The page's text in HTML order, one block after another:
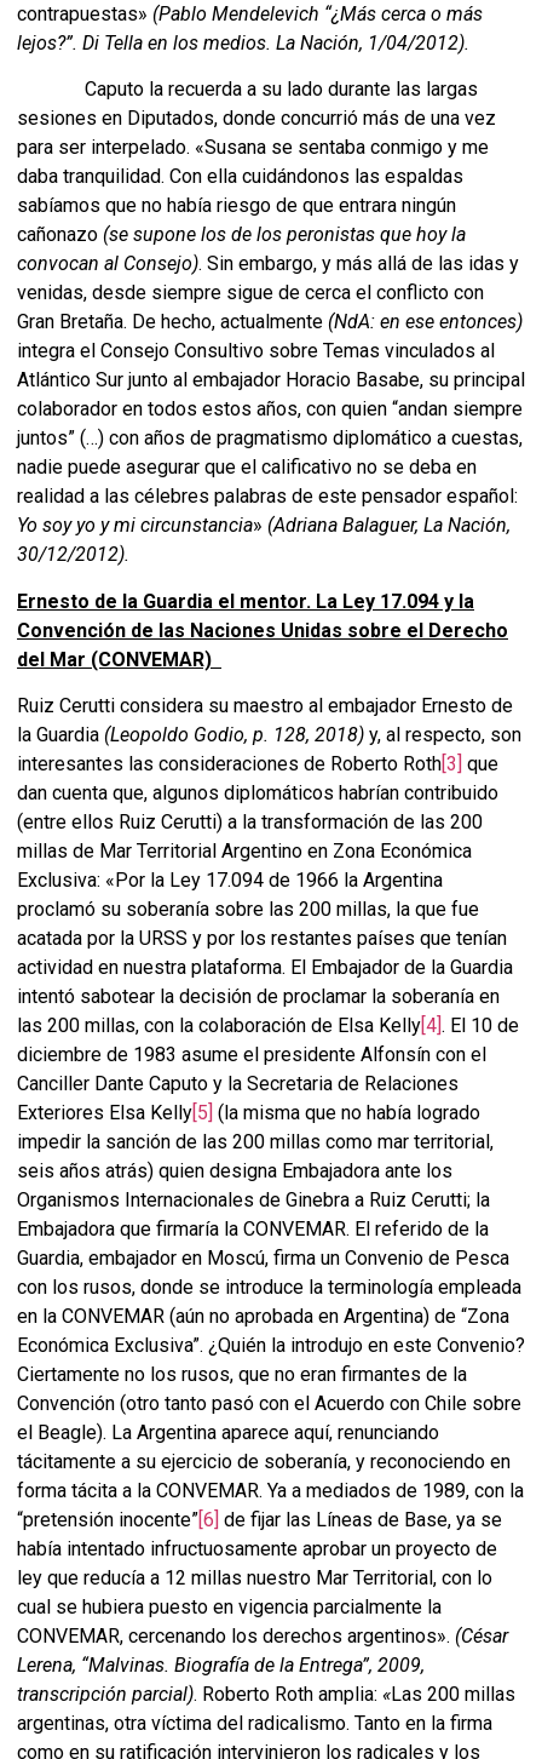
contrapuestas» (Pablo Mendelevich “¿Más cerca o más
lejos?”. Di Tella en los medios. La Nación, 1/04/2012).
Caputo la recuerda a su lado durante las largas
sesiones en Diputados, donde concurrió más de una vez
para ser interpelado. «Susana se sentaba conmigo y me
daba tranquilidad. Con ella cuidándonos las espaldas
sabíamos que no había riesgo de que entrara ningún
cañonazo (se supone los de los peronistas que hoy la
convocan al Consejo). Sin embargo, y más allá de las idas y
venidas, desde siempre sigue de cerca el conflicto con
Gran Bretaña. De hecho, actualmente (NdA: en ese entonces)
integra el Consejo Consultivo sobre Temas vinculados al
Atlántico Sur junto al embajador Horacio Basabe, su principal
colaborador en todos estos años, con quien “andan siempre
juntos” (…) con años de pragmatismo diplomático a cuestas,
nadie puede asegurar que el calificativo no se deba en
realidad a las célebres palabras de este pensador español:
Yo soy yo y mi circunstancia» (Adriana Balaguer, La Nación,
30/12/2012).
Ernesto de la Guardia el mentor. La Ley 17.094 y la
Convención de las Naciones Unidas sobre el Derecho
del Mar (CONVEMAR)
Ruiz Cerutti considera su maestro al embajador Ernesto de
la Guardia (Leopoldo Godio, p. 128, 2018) y, al respecto, son
interesantes las consideraciones de Roberto Roth[3] que
dan cuenta que, algunos diplomáticos habrían contribuido
(entre ellos Ruiz Cerutti) a la transformación de las 200
millas de Mar Territorial Argentino en Zona Económica
Exclusiva: «Por la Ley 17.094 de 1966 la Argentina
proclamó su soberanía sobre las 200 millas, la que fue
acatada por la URSS y por los restantes países que tenían
actividad en nuestra plataforma. El Embajador de la Guardia
intentó sabotear la decisión de proclamar la soberanía en
las 200 millas, con la colaboración de Elsa Kelly[4]. El 10 de
diciembre de 1983 asume el presidente Alfonsín con el
Canciller Dante Caputo y la Secretaria de Relaciones
Exteriores Elsa Kelly[5] (la misma que no había logrado
impedir la sanción de las 200 millas como mar territorial,
seis años atrás) quien designa Embajadora ante los
Organismos Internacionales de Ginebra a Ruiz Cerutti; la
Embajadora que firmaría la CONVEMAR. El referido de la
Guardia, embajador en Moscú, firma un Convenio de Pesca
con los rusos, donde se introduce la terminología empleada
en la CONVEMAR (aún no aprobada en Argentina) de “Zona
Económica Exclusiva”. ¿Quién la introdujo en este Convenio?
Ciertamente no los rusos, que no eran firmantes de la
Convención (otro tanto pasó con el Acuerdo con Chile sobre
el Beagle). La Argentina aparece aquí, renunciando
tácitamente a su ejercicio de soberanía, y reconociendo en
forma tácita a la CONVEMAR. Ya a mediados de 1989, con la
“pretensión inocente”[6] de fijar las Líneas de Base, ya se
había intentado infructuosamente aprobar un proyecto de
ley que reducía a 12 millas nuestro Mar Territorial, con lo
cual se hubiera puesto en vigencia parcialmente la
CONVEMAR, cercenando los derechos argentinos». (César
Lerena, “Malvinas. Biografía de la Entrega”, 2009,
transcripción parcial). Roberto Roth amplia: «Las 200 millas
argentinas, otra víctima del radicalismo. Tanto en la firma
como en su ratificación intervinieron los radicales y los